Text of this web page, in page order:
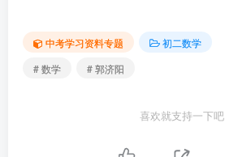
中考学习资料专题
初二数学
# 数学
# 郭济阳
喜欢就支持一下吧